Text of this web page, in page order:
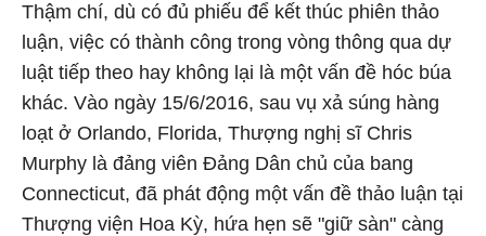
Thậm chí, dù có đủ phiếu để kết thúc phiên thảo
luận, việc có thành công trong vòng thông qua dự
luật tiếp theo hay không lại là một vấn đề hóc búa
khác. Vào ngày 15/6/2016, sau vụ xả súng hàng
loạt ở Orlando, Florida, Thượng nghị sĩ Chris
Murphy là đảng viên Đảng Dân chủ của bang
Connecticut, đã phát động một vấn đề thảo luận tại
Thượng viện Hoa Kỳ, hứa hẹn sẽ "giữ sàn" càng